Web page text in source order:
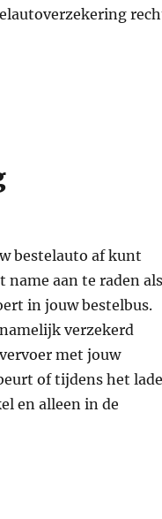
bestelauto af kunt
name aan te raden als
in jouw bestelbus.
verzekerd
met jouw
of tijdens het
en alleen in de